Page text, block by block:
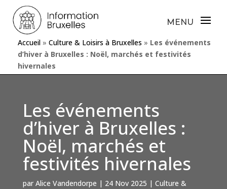
Accueil » Culture & Loisirs à Bruxelles » Les événements
d’hiver à Bruxelles : Noël, marchés et festivités
hivernales
Les événements
d’hiver à Bruxelles :
Noël, marchés et
festivités hivernales
par Alice Vandendorpe | 24 Nov 2025 | Culture &